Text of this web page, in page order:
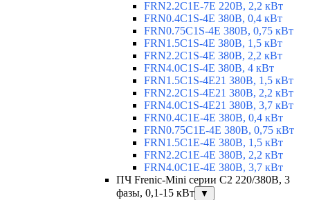
FRN2.2C1E-7E 220В, 2,2 кВт
FRN0.4C1S-4E 380В, 0,4 кВт
FRN0.75C1S-4E 380В, 0,75 кВт
FRN1.5C1S-4E 380В, 1,5 кВт
FRN2.2C1S-4E 380В, 2,2 кВт
FRN4.0C1S-4E 380В, 4 кВт
FRN1.5C1S-4E21 380В, 1,5 кВт
FRN2.2C1S-4E21 380В, 2,2 кВт
FRN4.0C1S-4E21 380В, 3,7 кВт
FRN0.4C1E-4E 380В, 0,4 кВт
FRN0.75C1E-4E 380В, 0,75 кВт
FRN1.5C1E-4E 380В, 1,5 кВт
FRN2.2C1E-4E 380В, 2,2 кВт
FRN4.0C1E-4E 380В, 3,7 кВт
ПЧ Frenic-Mini серии С2 220/380В, 3
фазы, 0,1-15 кВт
▼